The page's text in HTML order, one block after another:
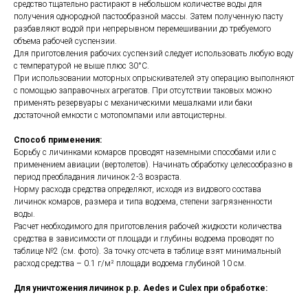
средство тщательно растирают в небольшом количестве воды для
получения однородной пастообразной массы. Затем полученную пасту
разбавляют водой при непрерывном перемешивании до требуемого
объема рабочей суспензии.
Для приготовления рабочих суспензий следует использовать любую воду
с температурой не выше плюс 30°С.
При использовании моторных опрыскивателей эту операцию выполняют
с помощью заправочных агрегатов. При отсутствии таковых можно
применять резервуары с механическими мешалками или баки
достаточной емкости с мотопомпами или автоцистерны.
Способ применения:
Борьбу с личинками комаров проводят наземными способами или с
применением авиации (вертолетов). Начинать обработку целесообразно в
период преобладания личинок 2-3 возраста.
Норму расхода средства определяют, исходя из видового состава
личинок комаров, размера и типа водоема, степени загрязненности
воды.
Расчет необходимого для приготовления рабочей жидкости количества
средства в зависимости от площади и глубины водоема проводят по
таблице №2 (см. фото). За точку отсчета в таблице взят минимальный
расход средства – 0.1 г/м² площади водоема глубиной 10 см.
Для уничтожения личинок р.р. Aedes и Culex при обработке: